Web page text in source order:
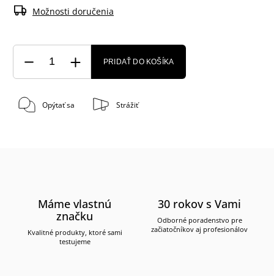
Možnosti doručenia
PRIDAŤ DO KOŠÍKA
Opýtať sa Strážiť
Máme vlastnú
značku
Kvalitné produkty, ktoré sami
testujeme
30 rokov s Vami
Odborné poradenstvo pre
začiatočníkov aj profesionálov